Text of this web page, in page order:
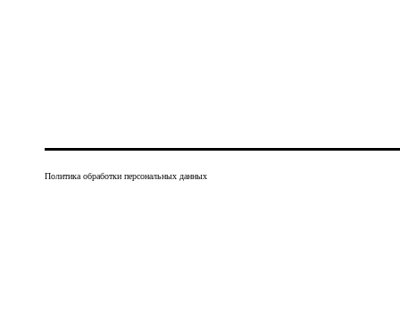
Политика обработки персональных данных